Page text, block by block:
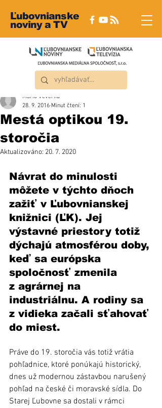
Ľubovnianske
noviny a TV
Mestá optikou 19.
storočia
Mário Veverka
28. 9. 2016 Minut čtení: 1
Aktualizováno: 20. 7. 2020
Návrat do minulosti
môžete v týchto dňoch
zažiť v Ľubovnianskej
knižnici (ĽK). Jej
výstavné priestory totiž
dýchajú atmosférou doby,
keď sa európska
spoločnosť zmenila
z agrárnej na
industriálnu. A rodiny sa
z vidieka začali sťahovať
do miest.
Práve do 19. storočia vás totiž vrátia
pohľadnice, ktoré ponúkajú historický,
dnes už modernou zástavbou narušený
pohľad na české či moravské sídla. Do
Starej Ľubovne sa dostali v rámci